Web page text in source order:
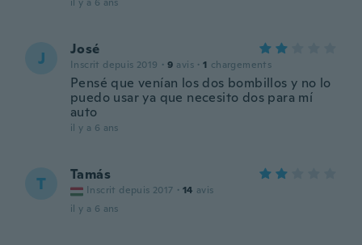
J José
Inscrit depuis 2019 · 9 avis · 1 chargements
Pensé que venían los dos bombillos y no lo
puedo usar ya que necesito dos para mí
auto
il y a 6 ans
T Tamás
Inscrit depuis 2017 · 14 avis
il y a 6 ans